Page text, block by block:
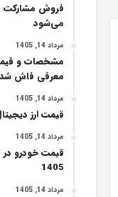
می‌شود
مرداد 14, 1405
معرفی فاش شد
مرداد 14, 1405
قیمت ارز دیجیتال
مرداد 14, 1405
1405
مرداد 14, 1405